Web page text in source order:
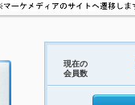
現在の
会員数